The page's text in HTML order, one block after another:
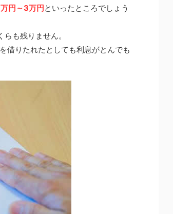
円～3万円 といったところでしょう
も残りません。
借りたれたとしても利息がとんでも